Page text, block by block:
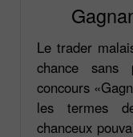
Le trader
chance
concours
les termes
chanceux